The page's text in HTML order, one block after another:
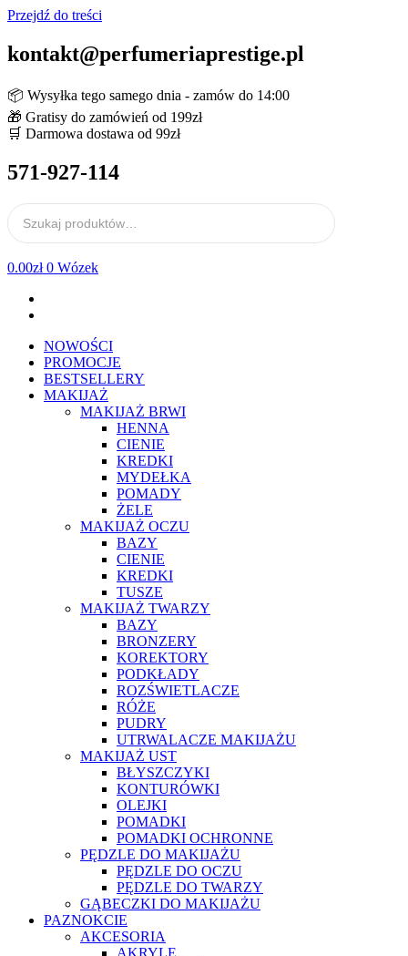
Przejdź do treści
kontakt@perfumeriaprestige.pl
📦 Wysyłka tego samego dnia - zamów do 14:00
🎁 Gratisy do zamówień od 199zł
🛒 Darmowa dostawa od 99zł
571-927-114
0.00zł 0 Wózek
NOWOŚCI
PROMOCJE
BESTSELLERY
MAKIJAŻ
MAKIJAŻ BRWI
HENNA
CIENIE
KREDKI
MYDEŁKA
POMADY
ŻELE
MAKIJAŻ OCZU
BAZY
CIENIE
KREDKI
TUSZE
MAKIJAŻ TWARZY
BAZY
BRONZERY
KOREKTORY
PODKŁADY
ROZŚWIETLACZE
RÓŻE
PUDRY
UTRWALACZE MAKIJAŻU
MAKIJAŻ UST
BŁYSZCZYKI
KONTURÓWKI
OLEJKI
POMADKI
POMADKI OCHRONNE
PĘDZLE DO MAKIJAŻU
PĘDZLE DO OCZU
PĘDZLE DO TWARZY
GĄBECZKI DO MAKIJAŻU
PAZNOKCIE
AKCESORIA
AKRYLE